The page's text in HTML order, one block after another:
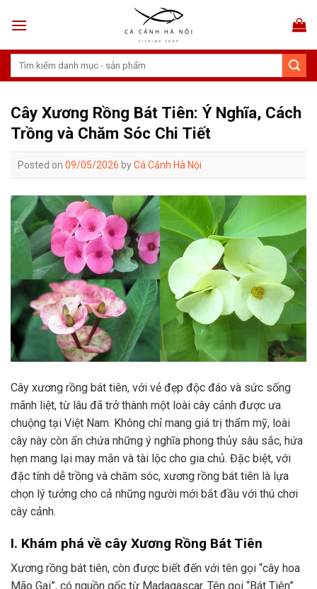
Tìm
Cây Xương Rồng Bát Tiên: Ý Nghĩa, Cách
Trồng và Chăm Sóc Chi Tiết
Posted on 09/05/2026 byCá Cảnh Hà Nội
Cây xương rồng bát tiên, với vẻ đẹp độc đáo và sức sống
mãnh liệt, từ lâu đã trở thành một loài cây cảnh được ưa
chuộng tại Việt Nam. Không chỉ mang giá trị thẩm mỹ, loài
cây này còn ẩn chứa những ý nghĩa phong thủy sâu sắc, hứa
hẹn mang lại may mắn và tài lộc cho gia chủ. Đặc biệt, với
đặc tính dễ trồng và chăm sóc, xương rồng bát tiên là lựa
chọn lý tưởng cho cả những người mới bắt đầu với thú chơi
cây cảnh.
I. Khám phá về cây Xương Rồng Bát Tiên
Xương rồng bát tiên, còn được biết đến với tên gọi “cây hoa
Mão Gai”, có nguồn gốc từ Madagascar. Tên gọi “Bát Tiên”